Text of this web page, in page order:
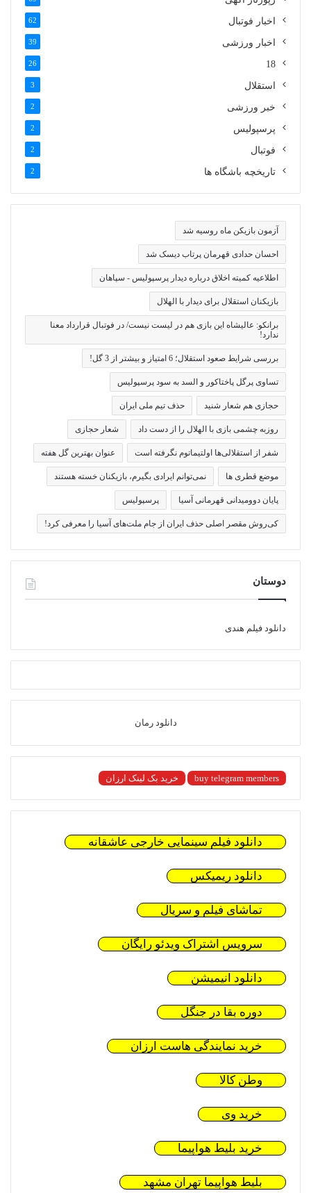
اخبار فوتبال 62
اخبار ورزشی 39
18
26
استقلال 3
خبر ورزشی 2
پرسپولیس 2
فوتبال 2
تاریخچه باشگاه ها 2
آزمون بازیکن ماه روسیه شد
احسان حدادی قهرمان پرتاب دیسک شد
اطلاعیه کمیته اخلاق درباره دیدار پرسپولیس - سپاهان
بازیکنان استقلال برای دیدار با الهلال
برانکو: عالیشاه این بازی هم در لیست نیست/ در فوتبال قرارداد معنا
ندارد!
بررسی شرایط صعود استقلال؛ 6 امتیاز و بیشتر از 3 گل!
تساوی پرگل پاختاکور و السد به سود پرسپولیس
حجازی هم شعار شنید حذف تیم ملی ایران
روزبه چشمی بازی با الهلال را از دست داد شعار حجازی
شفر از استقلالی‌ها اولتیماتوم نگرفته است عنوان بهترین گل هفته
موضع قطری ها نمی‌توانم ایرادی بگیرم، بازیکنان خسته هستند
پایان دوومیدانی قهرمانی آسیا پرسپولیس
کی‌روش مقصر اصلی حذف ایران از جام ملت‌های آسیا را معرفی کرد!
دوستان
دانلود فیلم هندی
دانلود رمان
buy telegram members خرید بک لینک ارزان
دانلود فیلم سینمایی خارجی عاشقانه
دانلود ریمیکس
تماشای فیلم و سریال
سرویس اشتراک ویدئو رایگان
دانلود انیمیشن
دوره بقا در جنگل
خرید نمایندگی هاست ارزان
وطن کالا
خرید وی
خرید بلیط هواپیما
بلیط هواپیما تهران مشهد